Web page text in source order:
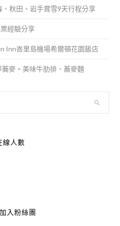
、秋田、岩手賞雪9天行程分享
經驗分享
Inn峇里島機場希爾頓花園飯店
蕎麥。美味牛肋排、蕎麥麵
線人數
入粉絲團